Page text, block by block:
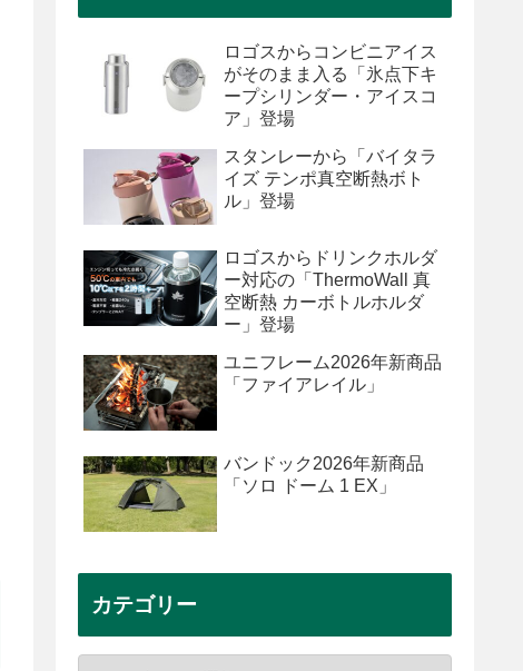
ロゴスからコンビニアイス
がそのまま入る「氷点下キ
ープシリンダー・アイスコ
ア」登場
スタンレーから「バイタラ
イズ テンポ真空断熱ボト
ル」登場
ロゴスからドリンクホルダ
ー対応の「ThermoWall 真
空断熱 カーボトルホルダ
ー」登場
ユニフレーム2026年新商品
「ファイアレイル」
バンドック2026年新商品
「ソロ ドーム 1 EX」
カテゴリー